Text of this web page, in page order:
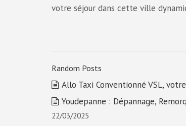
votre séjour dans cette ville
Random Posts
Allo Taxi Conventionné VSL,
Youdepanne : Dépannage,
22/03/2025